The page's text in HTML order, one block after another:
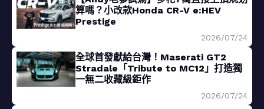
算嗎？小改款Honda CR-V e:HEV
Prestige
2026/07/24
全球首發獻給台灣！Maserati GT2
Stradale「Tribute to MC12」打造獨
一無二收藏級鉅作
2026/07/24